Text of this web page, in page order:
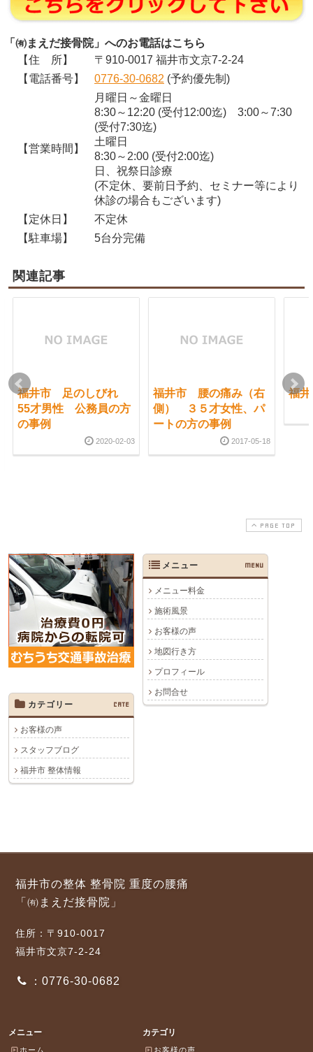
「㈲まえだ接骨院」へのお電話はこちら
【住 所】
〒910-0017 福井市文京7-2-24
【電話番号】
0776-30-0682 (予約優先制)
【営業時間】
月曜日～金曜日
8:30～12:20 (受付12:00迄) 3:00～7:30
(受付7:30迄)
土曜日
8:30～2:00 (受付2:00迄)
日、祝祭日診療
(不定休、要前日予約、セミナー等により
休診の場合もございます)
【定休日】
不定休
【駐車場】
5台分完備
関連記事
福井市 足のしびれ
55才男性 公務員の方
の事例
2020-02-03
福井市 腰の痛み（右
側） ３５才女性、パ
ートの方の事例
2017-05-18
福
PAGE TOP
メニュー MENU
メニュー料金
施術風景
お客様の声
地図行き方
プロフィール
お問合せ
カテゴリー
CATE
お客様の声
スタッフブログ
福井市 整体情報
福井市の整体 整骨院 重度の腰痛
「㈲まえだ接骨院」
住所：〒910-0017
福井市文京7-2-24
：0776-30-0682
メニュー
ホーム
カテゴリ
お客様の声